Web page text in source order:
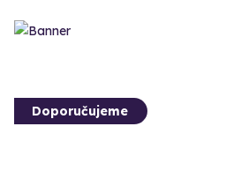
Doporučujeme